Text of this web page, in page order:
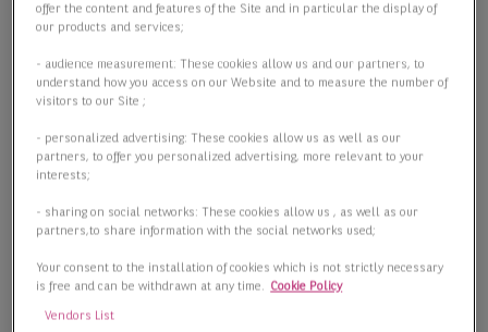
offer the content and features of the Site and in particular the display of
our products and services;
- audience measurement: These cookies allow us and our partners, to
understand how you access on our Website and to measure the number of
visitors to our Site ;
- personalized advertising: These cookies allow us as well as our
partners, to offer you personalized advertising, more relevant to your
interests;
- sharing on social networks: These cookies allow us , as well as our
partners,to share information with the social networks used;
Your consent to the installation of cookies which is not strictly necessary
is free and can be withdrawn at any time. Cookie Policy
Vendors List